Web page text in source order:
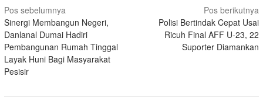
Navigasi
pos
Pos sebelumnya
Sinergi Membangun Negeri,
Danlanal Dumai Hadiri
Pembangunan Rumah Tinggal
Layak Huni Bagi Masyarakat
Pesisir
Pos berikutnya
Polisi Bertindak Cepat Usai
Ricuh Final AFF U-23, 22
Suporter Diamankan